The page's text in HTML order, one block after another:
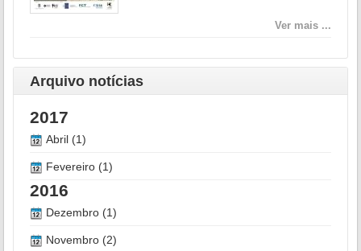
Ver mais ...
Arquivo notícias
2017
Abril (1)
Fevereiro (1)
2016
Dezembro (1)
Novembro (2)